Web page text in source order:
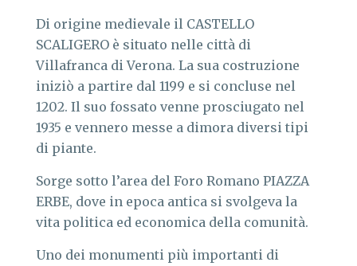
Di origine medievale il CASTELLO
SCALIGERO è situato nelle città di
Villafranca di Verona. La sua costruzione
iniziò a partire dal 1199 e si concluse nel
1202. Il suo fossato venne prosciugato nel
1935 e vennero messe a dimora diversi tipi
di piante.
Sorge sotto l’area del Foro Romano PIAZZA
ERBE, dove in epoca antica si svolgeva la
vita politica ed economica della comunità.
Uno dei monumenti più importanti di